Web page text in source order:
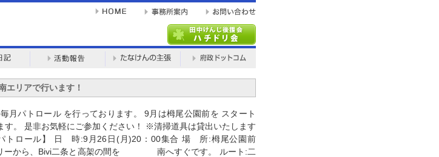
エリアで行います！
月パトロール を行っております。 9月は栂尾公園前を スタート
す。 是非お気軽にご参加ください！ ※清掃道具は貸出いたします
トロール】 日 時:9月26日(月)20：00集合 場 所:栂尾公園前
から、Bivi二条と高架の間を 南へすぐです。 ルート:二